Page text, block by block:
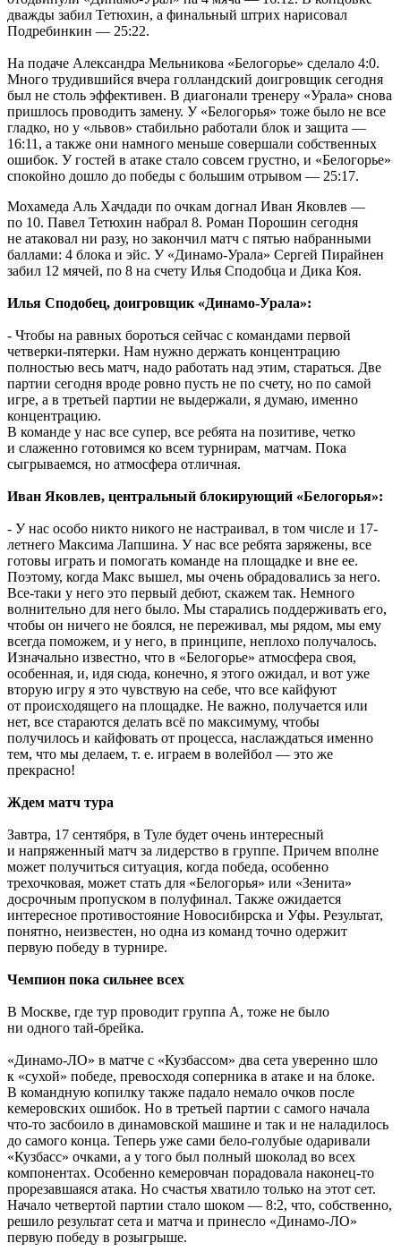
дважды забил Тетюхин, а финальный штрих нарисовал
Подребинкин — 25:22.
На подаче Александра Мельникова «Белогорье» сделало 4:0.
Много трудившийся вчера голландский доигровщик сегодня
был не столь эффективен. В диагонали тренеру «Урала» снова
пришлось проводить замену. У «Белогорья» тоже было не все
гладко, но у «львов» стабильно работали блок и защита —
16:11, а также они намного меньше совершали собственных
ошибок. У гостей в атаке стало совсем грустно, и «Белогорье»
спокойно дошло до победы с большим отрывом — 25:17.
Мохамеда Аль Хачдади по очкам догнал Иван Яковлев —
по 10. Павел Тетюхин набрал 8. Роман Порошин сегодня
не атаковал ни разу, но закончил матч с пятью набранными
баллами: 4 блока и эйс. У «Динамо-Урала» Сергей Пирайнен
забил 12 мячей, по 8 на счету Илья Сподобца и Дика Коя.
Илья Сподобец, доигровщик «Динамо-Урала»:
- Чтобы на равных бороться сейчас с командами первой
четверки-пятерки. Нам нужно держать концентрацию
полностью весь матч, надо работать над этим, стараться. Две
партии сегодня вроде ровно пусть не по счету, но по самой
игре, а в третьей партии не выдержали, я думаю, именно
концентрацию.
В команде у нас все супер, все ребята на позитиве, четко
и слаженно готовимся ко всем турнирам, матчам. Пока
сыгрываемся, но атмосфера отличная.
Иван Яковлев, центральный блокирующий «Белогорья»:
- У нас особо никто никого не настраивал, в том числе и 17-
летнего Максима Лапшина. У нас все ребята заряжены, все
готовы играть и помогать команде на площадке и вне ее.
Поэтому, когда Макс вышел, мы очень обрадовались за него.
Все-таки у него это первый дебют, скажем так. Немного
волнительно для него было. Мы старались поддерживать его,
чтобы он ничего не боялся, не переживал, мы рядом, мы ему
всегда поможем, и у него, в принципе, неплохо получалось.
Изначально известно, что в «Белогорье» атмосфера своя,
особенная, и, идя сюда, конечно, я этого ожидал, и вот уже
вторую игру я это чувствую на себе, что все кайфуют
от происходящего на площадке. Не важно, получается или
нет, все стараются делать всё по максимуму, чтобы
получилось и кайфовать от процесса, наслаждаться именно
тем, что мы делаем, т. е. играем в волейбол — это же
прекрасно!
Ждем матч тура
Завтра, 17 сентября, в Туле будет очень интересный
и напряженный матч за лидерство в группе. Причем вполне
может получиться ситуация, когда победа, особенно
трехочковая, может стать для «Белогорья» или «Зенита»
досрочным пропуском в полуфинал. Также ожидается
интересное противостояние Новосибирска и Уфы. Результат,
понятно, неизвестен, но одна из команд точно одержит
первую победу в турнире.
Чемпион пока сильнее всех
В Москве, где тур проводит группа А, тоже не было
ни одного тай-брейка.
«Динамо-ЛО» в матче с «Кузбассом» два сета уверенно шло
к «сухой» победе, превосходя соперника в атаке и на блоке.
В командную копилку также падало немало очков после
кемеровских ошибок. Но в третьей партии с самого начала
что-то засбоило в динамовской машине и так и не наладилось
до самого конца. Теперь уже сами бело-голубые одаривали
«Кузбасс» очками, а у того был полный шоколад во всех
компонентах. Особенно кемеровчан порадовала наконец-то
прорезавшаяся атака. Но счастья хватило только на этот сет.
Начало четвертой партии стало шоком — 8:2, что, собственно,
решило результат сета и матча и принесло «Динамо-ЛО»
первую победу в розыгрыше.